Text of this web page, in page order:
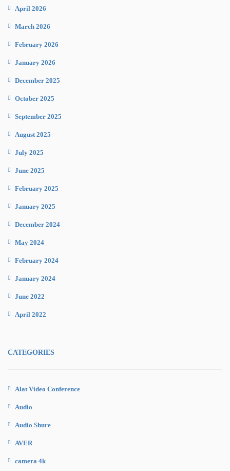
April 2026
March 2026
February 2026
January 2026
December 2025
October 2025
September 2025
August 2025
July 2025
June 2025
February 2025
January 2025
December 2024
May 2024
February 2024
January 2024
June 2022
April 2022
CATEGORIES
Alat Video Conference
Audio
Audio Shure
AVER
camera 4k